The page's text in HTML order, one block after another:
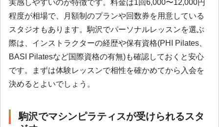
実感しやすいのが特徴です。料金は1回6,000〜12,000円
程度が相場で、月額制のプランや回数券を用意している
スタジオもあります。駒沢でパーソナルレッスンを選ぶ
際は、インストラクターの経歴や保有資格(PHI Pilates、
BASI Pilatesなど国際資格の有無)も確認しておくと安心
です。まずは体験レッスンで相性を確かめてから入会を
決めるとよいでしょう。
駒沢でマシンピラティスが受けられるスタ